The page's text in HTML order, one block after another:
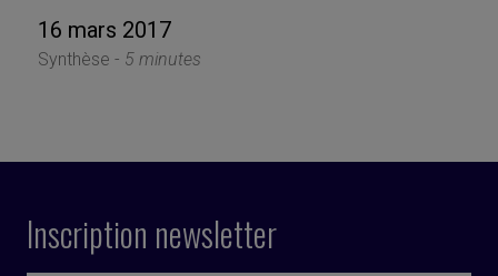
16 mars 2017
Synthèse - 5 minutes
Inscription newsletter